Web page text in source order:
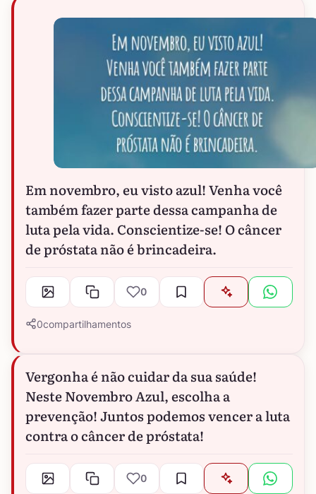
Em novembro, eu visto azul! Venha você
também fazer parte dessa campanha de
luta pela vida. Conscientize-se! O câncer
de próstata não é brincadeira.
0
0compartilhamentos
Vergonha é não cuidar da sua saúde!
Neste Novembro Azul, escolha a
prevenção! Juntos podemos vencer a luta
contra o câncer de próstata!
0